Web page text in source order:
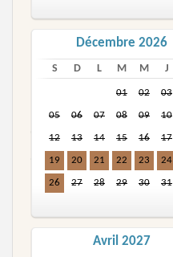
Décembre 2026
S D L M M J
01 02 03
05 06 07 08 09 10
12 13 14 15 16 17
19 20 21 22 23 24
26 27 28 29 30 31
Avril 2027